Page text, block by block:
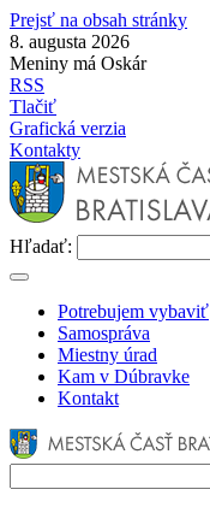
Prejsť na obsah stránky
8. augusta 2026
Meniny má Oskár
RSS
Tlačiť
Grafická verzia
Kontakty
Hľadať:
Potrebujem vybaviť
Samospráva
Miestny úrad
Kam v Dúbravke
Kontakt